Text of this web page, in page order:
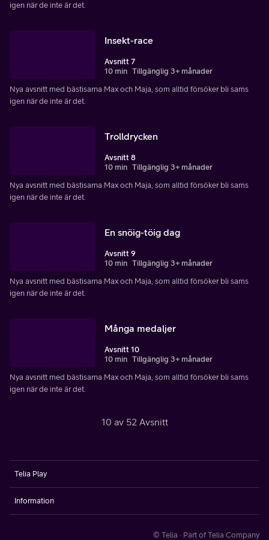
igen när de inte är det.
Insekt-race
Avsnitt 7
10 min Tillgänglig 3+ månader
Nya avsnitt med bästisarna Max och Maja, som alltid försöker bli sams
igen när de inte är det.
Trolldrycken
Avsnitt 8
10 min Tillgänglig 3+ månader
Nya avsnitt med bästisarna Max och Maja, som alltid försöker bli sams
igen när de inte är det.
En snöig-töig dag
Avsnitt 9
10 min Tillgänglig 3+ månader
Nya avsnitt med bästisarna Max och Maja, som alltid försöker bli sams
igen när de inte är det.
Många medaljer
Avsnitt 10
10 min Tillgänglig 3+ månader
Nya avsnitt med bästisarna Max och Maja, som alltid försöker bli sams
igen när de inte är det.
10 av 52 Avsnitt
Telia Play
Information
© Telia · Part of Telia Company